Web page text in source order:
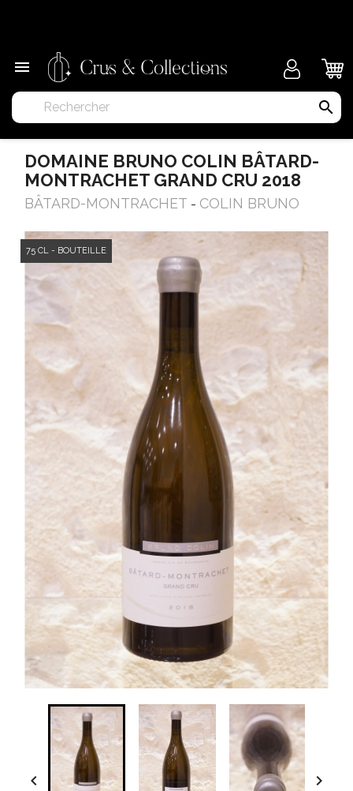

search
DOMAINE BRUNO COLIN BÂTARD-
MONTRACHET GRAND CRU 2018
BÂTARD-MONTRACHET - COLIN BRUNO
75 CL - BOUTEILLE
 